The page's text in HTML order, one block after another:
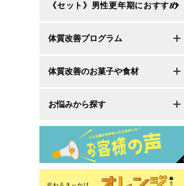
《セット》男性更年期におすすめ
体質改善プログラム
体質改善のお菓子や食材
お悩みから探す